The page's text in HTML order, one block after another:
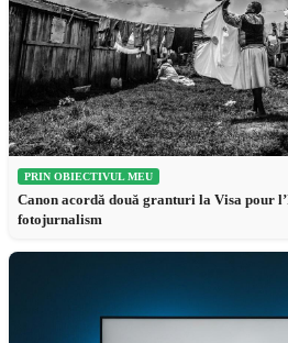
PRIN OBIECTIVUL MEU
Canon acordă două granturi la Visa pour
fotojurnalism